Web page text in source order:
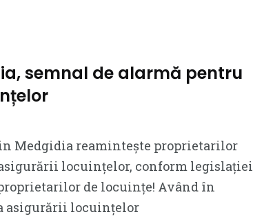
semnal de alarmă pentru
Medgidia reamintește proprietarilor
locuințelor, conform legislației
de locuințe! Având în
asigurării locuințelor